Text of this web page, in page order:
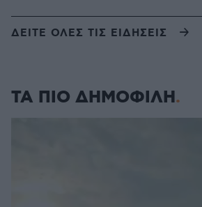
ΔΕΙΤΕ ΟΛΕΣ ΤΙΣ ΕΙΔΗΣΕΙΣ
ΤΑ ΠΙΟ ΔΗΜΟΦΙΛΗ